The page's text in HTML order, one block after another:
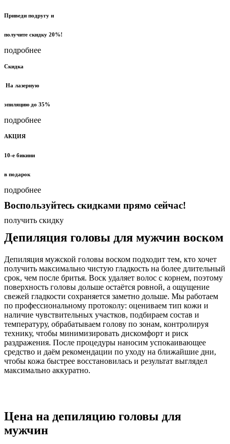
Приведи подругу и
получите скидку 20%!
подробнее
Скидка
На лазерную
эпиляцию до 35%
подробнее
АКЦИЯ
10-е бикини
в подарок
подробнее
Воспользуйтесь скидками прямо сейчас!
получить скидку
Депиляция головы для мужчин воском
Депиляция мужской головы воском подходит тем, кто хочет
получить максимально чистую гладкость на более длительный
срок, чем после бритья. Воск удаляет волос с корнем, поэтому
поверхность головы дольше остаётся ровной, а ощущение
свежей гладкости сохраняется заметно дольше. Мы работаем
по профессиональному протоколу: оцениваем тип кожи и
наличие чувствительных участков, подбираем состав и
температуру, обрабатываем голову по зонам, контролируя
технику, чтобы минимизировать дискомфорт и риск
раздражения. После процедуры наносим успокаивающее
средство и даём рекомендации по уходу на ближайшие дни,
чтобы кожа быстрее восстановилась и результат выглядел
максимально аккуратно.
Цена на депиляцию головы для
мужчин